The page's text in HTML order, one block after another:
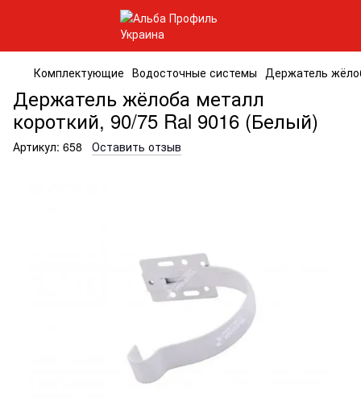
Комплектующие Водосточные системы Держатель
Держатель жёлоба металл
короткий, 90/75 Ral 9016 (Белый)
Артикул: 658 Оставить отзыв